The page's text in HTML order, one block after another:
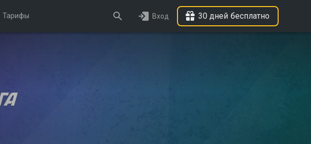
Тарифы Вход 30 дней бесплатно